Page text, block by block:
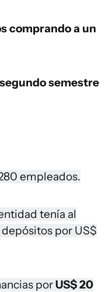
comprando a un
semestre
empleados.
tenía al
por US$
porUS$ 20